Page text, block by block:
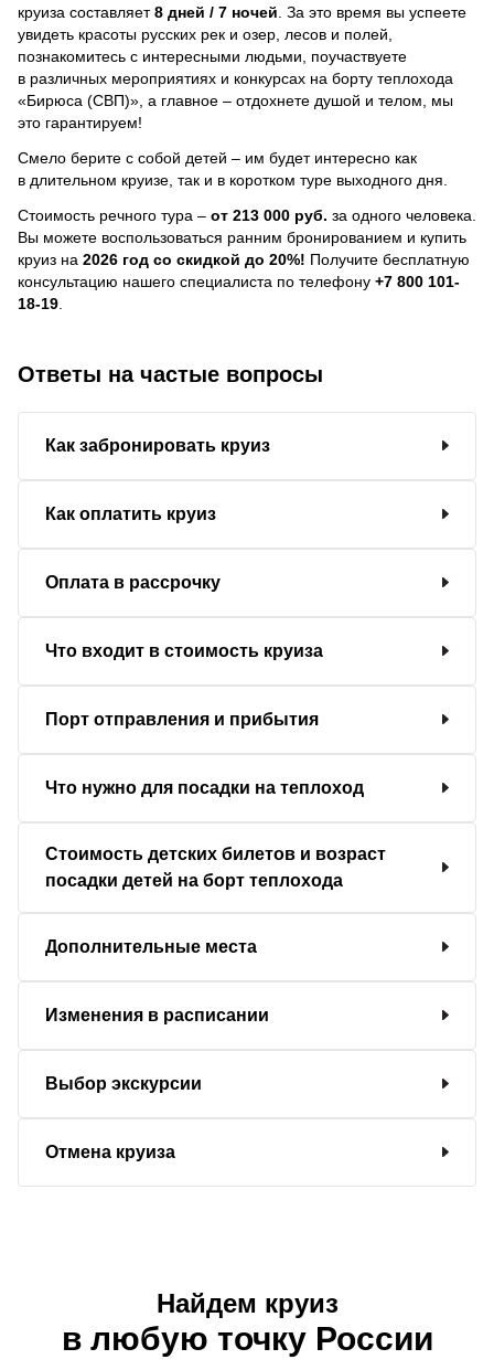
круиза составляет8 дней / 7 ночей За это время вы успеете
увидеть красоты русских рек и озер, лесов и полей,
познакомитесь с интересными людьми, поучаствуете
в различных мероприятиях и конкурсах на борту теплохода
«Бирюса (СВП)», а главное – отдохнете душой и телом, мы
это гарантируем!
Смело берите с собой детей – им будет интересно как
в длительном круизе, так и в коротком туре выходного дня.
Стоимость речного тура – от 213 000 руб. за одного человека.
Вы можете воспользоваться ранним бронированием и купить
круиз на 2026 год со скидкой до 20%! Получите бесплатную
консультацию нашего специалиста по телефону +7 800 101-
18-19
Ответы на частые вопросы
Как забронировать круиз
Как оплатить круиз
Оплата в рассрочку
Что входит в стоимость круиза
Порт отправления и прибытия
Что нужно для посадки на теплоход
Стоимость детских билетов и возраст
посадки детей на борт теплохода
Дополнительные места
Изменения в расписании
Выбор экскурсии
Отмена круиза
Найдем круиз
в любую точку России